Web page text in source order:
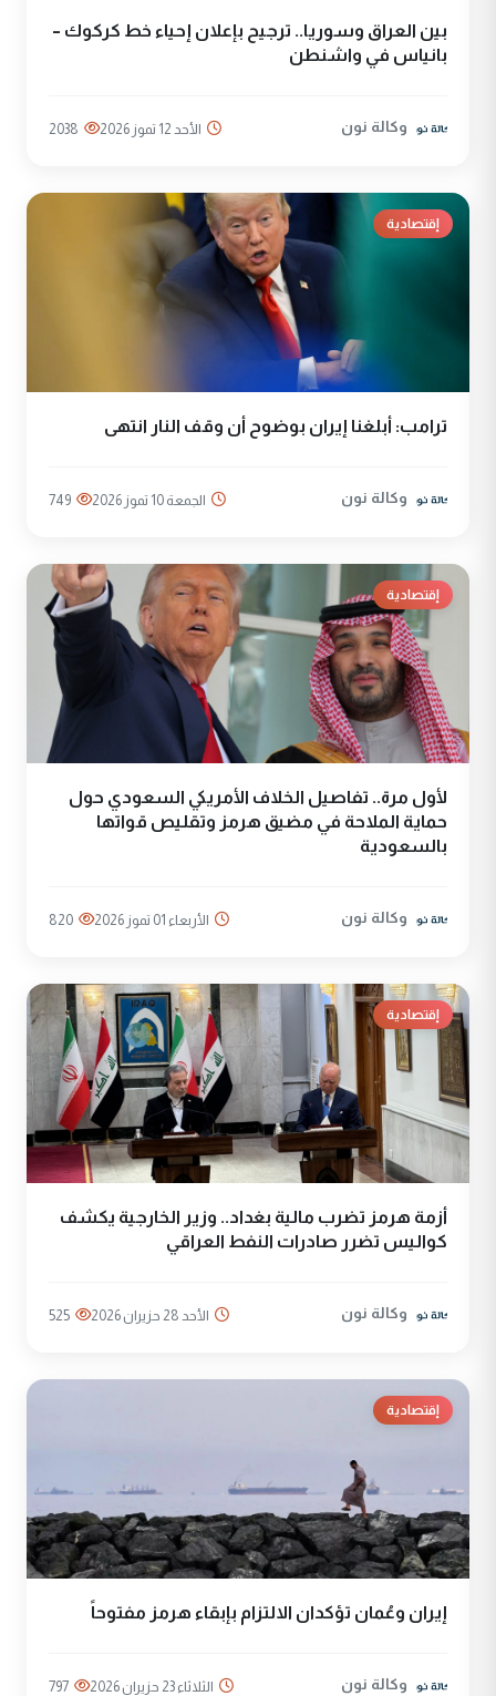
بين العراق وسوريا.. ترجيح بإعلان إحياء خط كركوك –
بانياس في واشنطن
وكالة نون الأحد 12 تموز 2026 2038
إقتصادية
ترامب: أبلغنا إيران بوضوح أن وقف النار انتهى
وكالة نون الجمعة 10 تموز 2026 749
إقتصادية
لأول مرة.. تفاصيل الخلاف الأمريكي السعودي حول
حماية الملاحة في مضيق هرمز وتقليص قواتها
بالسعودية
وكالة نون الأربعاء 01 تموز 2026 820
إقتصادية
أزمة هرمز تضرب مالية بغداد.. وزير الخارجية يكشف
كواليس تضرر صادرات النفط العراقي
وكالة نون الأحد 28 حزيران 2026 525
إقتصادية
إيران وعُمان تؤكدان الالتزام بإبقاء هرمز مفتوحاً
وكالة نون الثلاثاء 23 حزيران 2026 797